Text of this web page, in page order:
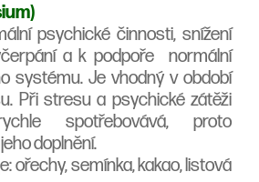
psychické činnosti, snížení
a k podpoře normální
systému. Je vhodný v období
Při stresu a psychické zátěži
spotřebovává, proto
doplnění.
ořechy, semínka, kakao, listová